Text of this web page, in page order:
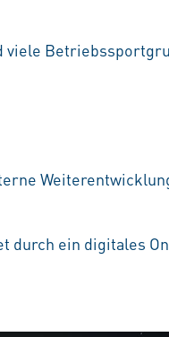
viele
durch ein digitales